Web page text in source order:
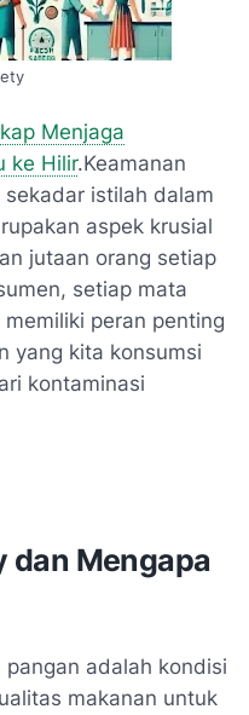
Menjaga
ke Hilir.Keamanan
istilah dalam
aspek krusial
jutaan orang setiap
setiap mata
peran penting
yang kita konsumsi
kontaminasi
dan Mengapa
adalah kondisi
makanan untuk